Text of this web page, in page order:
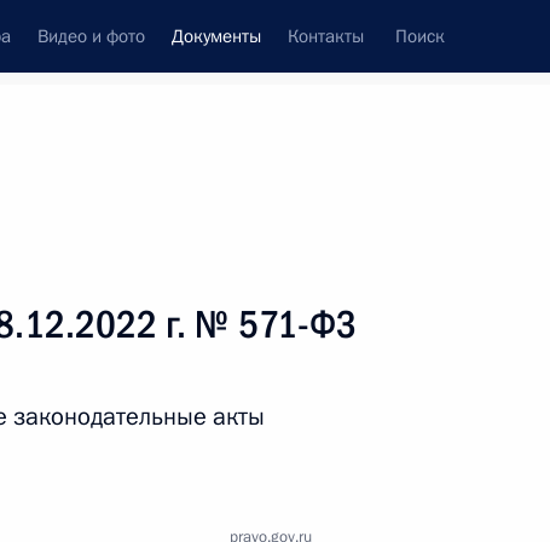
Видео и фото Документы Контакты Поиск
г. № 571-ФЗ
акты
pravo.gov.ru